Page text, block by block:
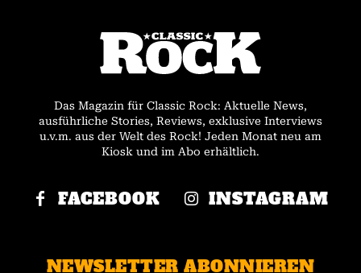
Das Magazin für Classic Rock: Aktuelle News,
ausführliche Stories, Reviews, exklusive Interviews
u.v.m. aus der Welt des Rock! Jeden Monat neu am
Kiosk und im Abo erhältlich.
FACEBOOK INSTAGRAM
NEWSLETTER ABONNIEREN